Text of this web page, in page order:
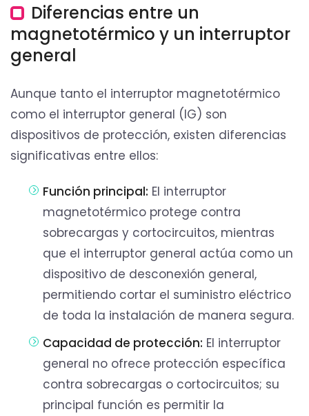
Diferencias entre un
magnetotérmico y un interruptor
general
Aunque tanto el interruptor magnetotérmico
como el interruptor general (IG) son
dispositivos de protección, existen diferencias
significativas entre ellos:
Función principal: El interruptor
magnetotérmico protege contra
sobrecargas y cortocircuitos, mientras
que el interruptor general actúa como un
dispositivo de desconexión general,
permitiendo cortar el suministro eléctrico
de toda la instalación de manera segura.
Capacidad de protección: El interruptor
general no ofrece protección específica
contra sobrecargas o cortocircuitos; su
principal función es permitir la